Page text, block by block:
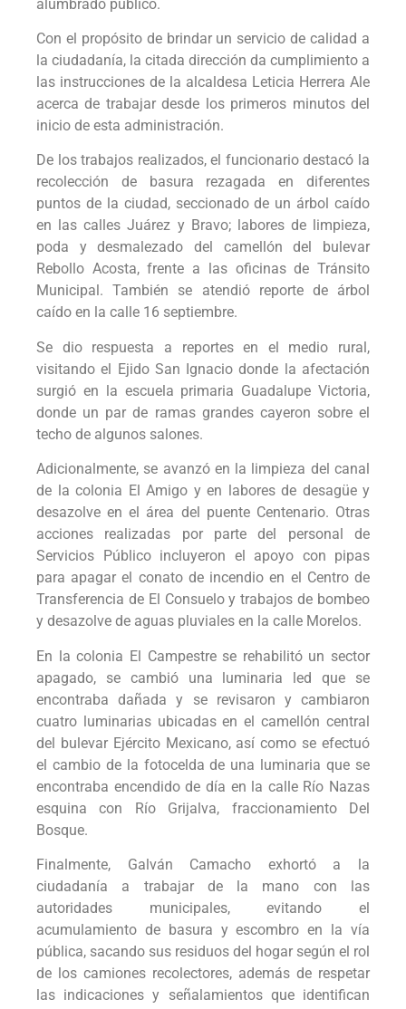
alumbrado público.
Con el propósito de brindar un servicio de calidad a
la ciudadanía, la citada dirección da cumplimiento a
las instrucciones de la alcaldesa Leticia Herrera Ale
acerca de trabajar desde los primeros minutos del
inicio de esta administración.
De los trabajos realizados, el funcionario destacó la
recolección de basura rezagada en diferentes
puntos de la ciudad, seccionado de un árbol caído
en las calles Juárez y Bravo; labores de limpieza,
poda y desmalezado del camellón del bulevar
Rebollo Acosta, frente a las oficinas de Tránsito
Municipal. También se atendió reporte de árbol
caído en la calle 16 septiembre.
Se dio respuesta a reportes en el medio rural,
visitando el Ejido San Ignacio donde la afectación
surgió en la escuela primaria Guadalupe Victoria,
donde un par de ramas grandes cayeron sobre el
techo de algunos salones.
Adicionalmente, se avanzó en la limpieza del canal
de la colonia El Amigo y en labores de desagüe y
desazolve en el área del puente Centenario. Otras
acciones realizadas por parte del personal de
Servicios Público incluyeron el apoyo con pipas
para apagar el conato de incendio en el Centro de
Transferencia de El Consuelo y trabajos de bombeo
y desazolve de aguas pluviales en la calle Morelos.
En la colonia El Campestre se rehabilitó un sector
apagado, se cambió una luminaria led que se
encontraba dañada y se revisaron y cambiaron
cuatro luminarias ubicadas en el camellón central
del bulevar Ejército Mexicano, así como se efectuó
el cambio de la fotocelda de una luminaria que se
encontraba encendido de día en la calle Río Nazas
esquina con Río Grijalva, fraccionamiento Del
Bosque.
Finalmente, Galván Camacho exhortó a la
ciudadanía a trabajar de la mano con las
autoridades municipales, evitando el
acumulamiento de basura y escombro en la vía
pública, sacando sus residuos del hogar según el rol
de los camiones recolectores, además de respetar
las indicaciones y señalamientos que identifican